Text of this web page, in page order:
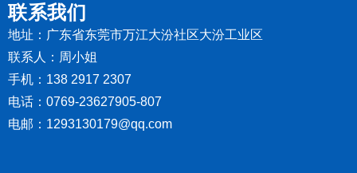
联系我们
地址：广东省东莞市万江大汾社区大汾工业区
联系人：周小姐
手机：138 2917 2307
电话：0769-23627905-807
电邮：1293130179@qq.com